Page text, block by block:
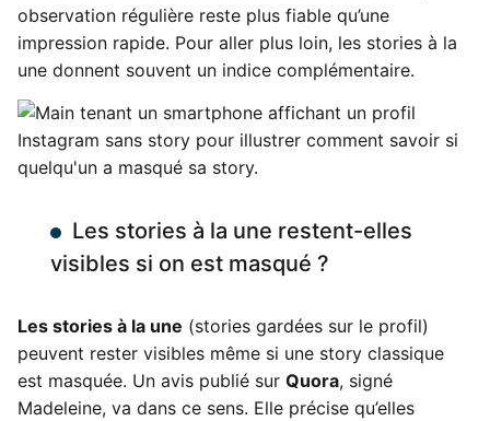
observation régulière reste plus fiable qu’une
impression rapide. Pour aller plus loin, les stories à la
une donnent souvent un indice complémentaire.
Les stories à la une restent-elles
visibles si on est masqué ?
Les stories à la une (stories gardées sur le profil)
peuvent rester visibles même si une story classique
est masquée. Un avis publié sur Quora, signé
Madeleine, va dans ce sens. Elle précise qu’elles